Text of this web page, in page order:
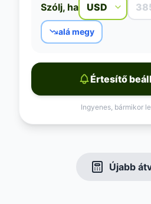
Szólj, ha
alá megy
Értesítő
Ingyenes, bármikor
Újabb